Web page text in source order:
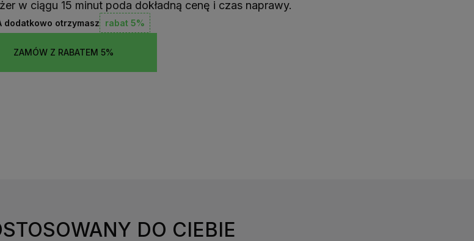
w ciągu 15 minut poda dokładną cenę i czas naprawy.
dodatkowo otrzymasz rabat 5%
ZAMÓW Z RABATEM 5%
DO CIEBIE